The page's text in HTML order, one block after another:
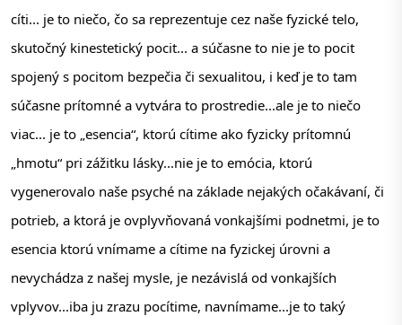
cíti... je to niečo, čo sa reprezentuje cez naše fyzické telo,
skutočný kinestetický pocit... a súčasne to nie je to pocit
spojený s pocitom bezpečia či sexualitou, i keď je to tam
súčasne prítomné a vytvára to prostredie...ale je to niečo
viac... je to „esencia“, ktorú cítime ako fyzicky prítomnú
„hmotu“ pri zážitku lásky...nie je to emócia, ktorú
vygenerovalo naše psyché na základe nejakých očakávaní, či
potrieb, a ktorá je ovplyvňovaná vonkajšími podnetmi, je to
esencia ktorú vnímame a cítime na fyzickej úrovni a
nevychádza z našej mysle, je nezávislá od vonkajších
vplyvov...iba ju zrazu pocítime, navnímame...je to taký